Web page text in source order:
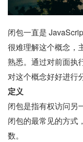
闭包一直是
很难理解这个概念，
熟悉。通过对前面执
对这个概念好好进行
定义
闭包是指有权访问另
闭包的最常见的方式
数。